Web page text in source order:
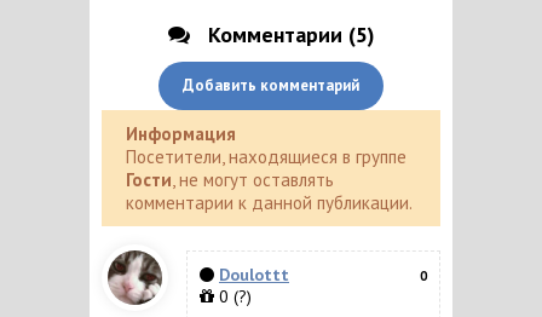
Комментарии (5)
Добавить комментарий
Информация
Посетители, находящиеся в группе
Гости, не могут оставлять
комментарии к данной публикации.
Doulottt
0 (?)
0